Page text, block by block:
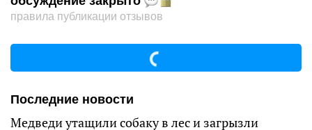
правила публикации отзывов
Последние новости
Медведи утащили собаку в лес и загрызли